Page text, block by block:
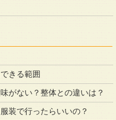
きる範囲
がない？整体との違いは？
装で行ったらいいの？